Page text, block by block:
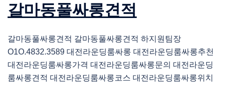
갈마동풀싸롱견적
갈마동풀싸롱견적 갈마동풀싸롱견적 하지원팀장
O1O.4832.3589 대전라운딩룸싸롱 대전라운딩룸싸롱추천
대전라운딩룸싸롱가격 대전라운딩룸싸롱문의 대전라운딩
룸싸롱견적 대전라운딩룸싸롱코스 대전라운딩룸싸롱위치